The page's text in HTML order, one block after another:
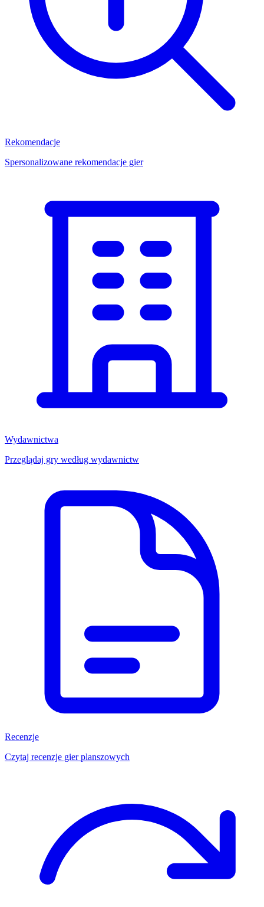
Rekomendacje
Spersonalizowane rekomendacje gier
Wydawnictwa
Przeglądaj gry według wydawnictw
Recenzje
Czytaj recenzje gier planszowych